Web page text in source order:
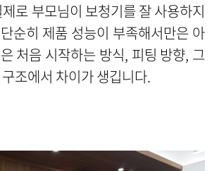
로 부모님이 보청기를 잘 사용하지
순히 제품 성능이 부족해서만은 아
처음 시작하는 방식, 피팅 방향, 그
조에서 차이가 생깁니다.